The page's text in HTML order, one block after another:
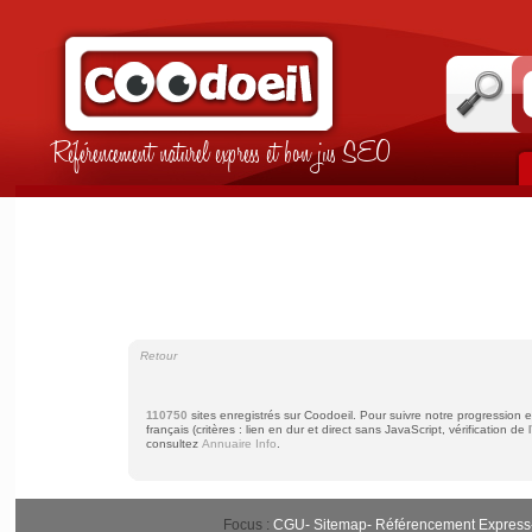
Référencement naturel express et bon jus SEO
Retour
110750 sites enregistrés sur Coodoeil. Pour suivre notre
français (critères : lien en dur et direct sans JavaScript, vérification
consultez Annuaire Info
Focus : CGU- Sitemap- Référencement Express